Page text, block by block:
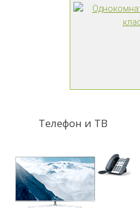
Телефон и ТВ